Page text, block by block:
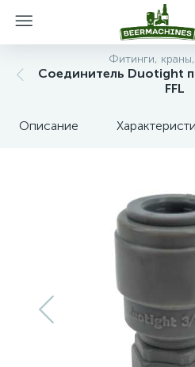
Фитинги,
Соединитель Duotight
FFL
Описание